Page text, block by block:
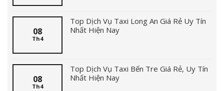
08
Th4
Top Dịch Vụ Taxi Long An Giá Rẻ Uy Tín
Nhất Hiện Nay
08
Th4
Top Dịch Vụ Taxi Bến Tre Giá Rẻ, Uy Tín
Nhất Hiện Nay